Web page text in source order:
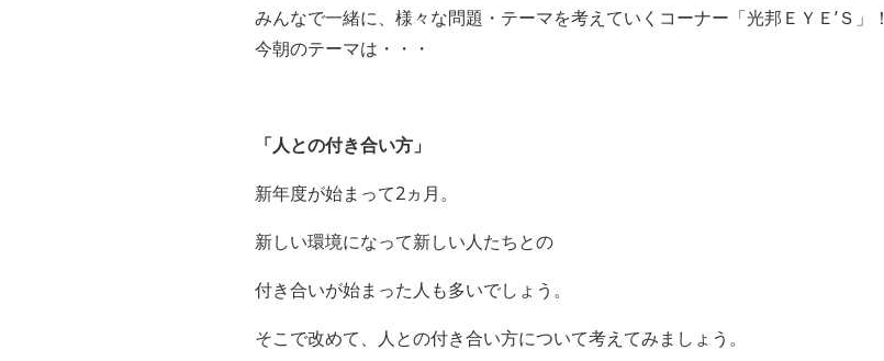
みんなで一緒に、様々な問題・テーマを考えていくコーナー「光邦ＥＹＥ’Ｓ」！
今朝のテーマは・・・
「人との付き合い方 」
新年度が始まって2ヵ月。
新しい環境になって新しい人たちとの
付き合いが始まった人も多いでしょう。
そこで改めて、人との付き合い方について考えてみましょう。